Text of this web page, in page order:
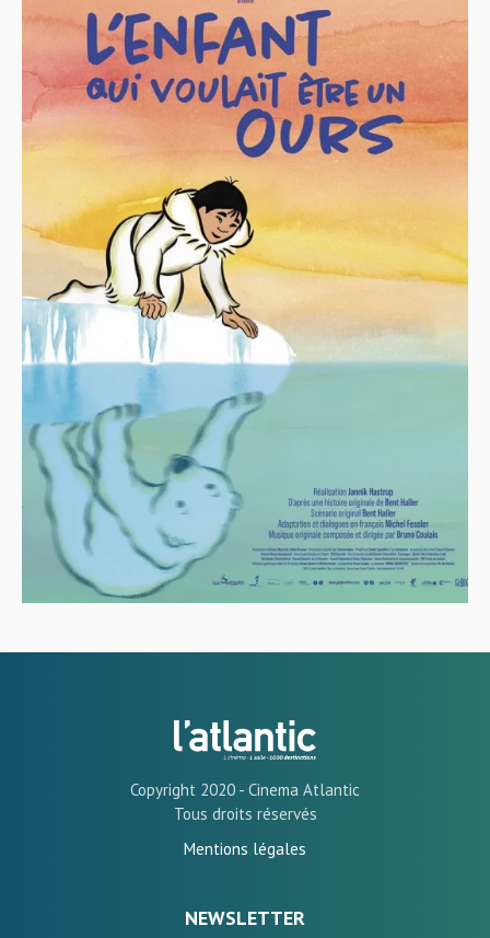
Copyright 2020 - Cinema Atlantic
Tous droits réservés
Mentions légales
NEWSLETTER